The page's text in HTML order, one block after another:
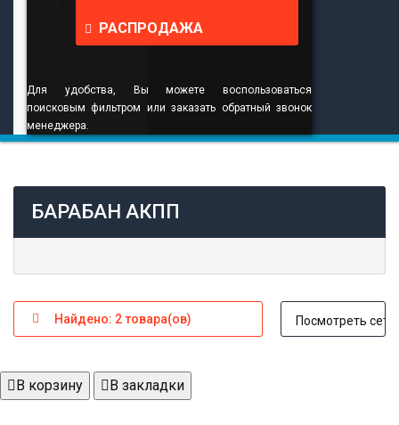
РАСПРОДАЖА
Для удобства, Вы можете воспользоваться
поисковым фильтром или заказать обратный звонок
менеджера.
БАРАБАН АКПП
Найдено: 2 товара(ов) Посмотреть
В корзину В закладки